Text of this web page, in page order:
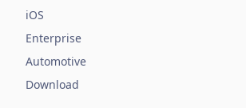
iOS
Enterprise
Automotive
Download